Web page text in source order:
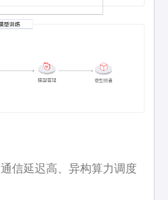
信延迟高、异构算力调度